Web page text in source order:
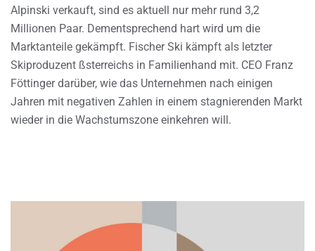
Alpinski verkauft, sind es aktuell nur mehr rund 3,2
Millionen Paar. Dementsprechend hart wird um die
Marktanteile gekämpft. Fischer Ski kämpft als letzter
Skiproduzent ßsterreichs in Familienhand mit. CEO Franz
Föttinger darüber, wie das Unternehmen nach einigen
Jahren mit negativen Zahlen in einem stagnierenden Markt
wieder in die Wachstumszone einkehren will.